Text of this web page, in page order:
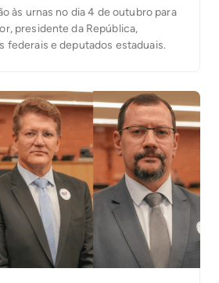
às urnas no dia 4 de outubro para
presidente da República,
federais e deputados estaduais.